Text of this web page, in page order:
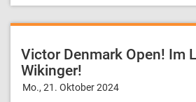
Victor Denmark Open! Im
Wikinger!
Mo., 21. Oktober 2024